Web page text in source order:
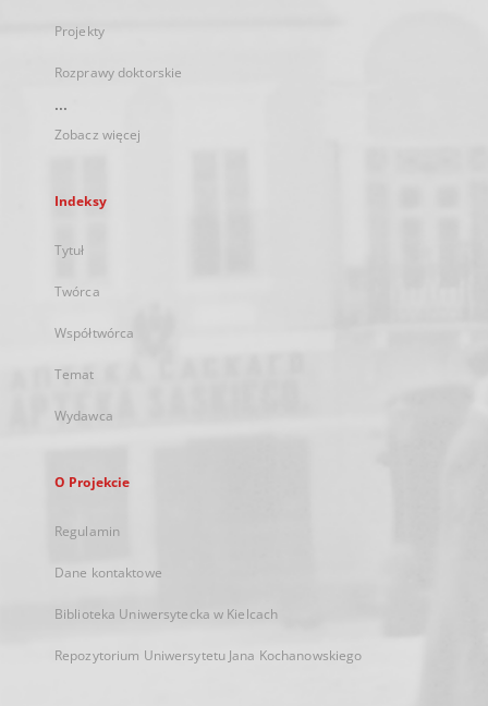
Projekty
Rozprawy doktorskie
...
Zobacz więcej
Indeksy
Tytuł
Twórca
Współtwórca
Temat
Wydawca
O Projekcie
Regulamin
Dane kontaktowe
Biblioteka Uniwersytecka w Kielcach
Repozytorium Uniwersytetu Jana Kochanowskiego